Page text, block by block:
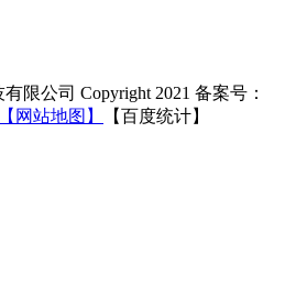
限公司 Copyright 2021 备案号：
【网站地图】
【百度统计】